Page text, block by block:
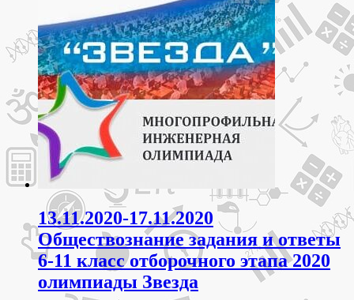
13.11.2020-17.11.2020
Обществознание задания и ответы
6-11 класс отборочного этапа 2020
олимпиады Звезда